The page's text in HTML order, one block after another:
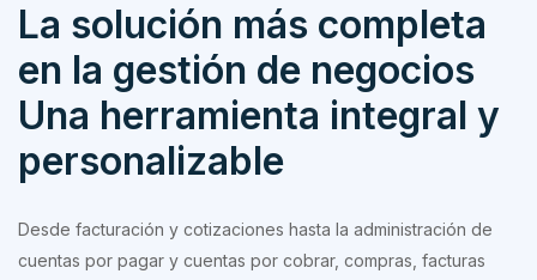
La solución más completa
en la gestión de negocios
Una herramienta integral y
personalizable
Desde facturación y cotizaciones hasta la administración de
cuentas por pagar y cuentas por cobrar, compras, facturas